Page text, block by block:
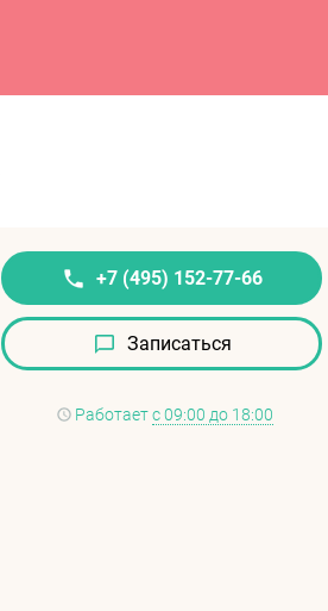
+7 (495) 152-77-66
Записаться
Работаетс 09:00 до 18:00